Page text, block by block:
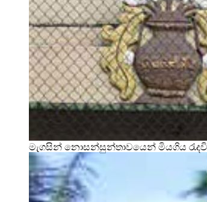
මැගසින් නොසන්සුන්තාවයෙන් මියගිය